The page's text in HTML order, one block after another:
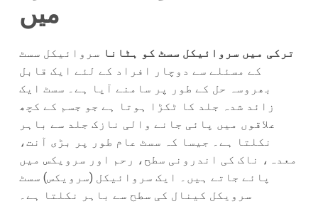
میں
ترکی میں سروائیکل سسٹ کو ہٹانا سروائیکل سسٹ
کے مسئلے سے دوچار افراد کے لئے ایک قابل
بھروسہ حل کے طور پر سامنے آیا ہے۔ سسٹ ایک
زائد شدہ جلد کا ٹکڑا ہوتا ہے جو جسم کے کچھ
علاقوں میں پائی جانے والی نازک جلد سے باہر
نکلتا ہے۔ جیسا کہ سسٹ عام طور پر بڑی آنت،
معدہ، ناک کی اندرونی سطح، رحم اور سرویکس میں
پائے جاتے ہیں۔ ایک سروائیکل (سرویکس) سسٹ
سرویکل کینال کی سطح سے باہر نکلتا ہے۔